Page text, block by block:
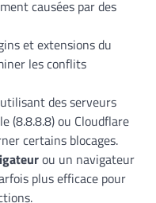
causées par des
et extensions du
les conflits
des serveurs
(8.8.8.8) ou Cloudflare
certains blocages.
ou un navigateur
plus efficace pour